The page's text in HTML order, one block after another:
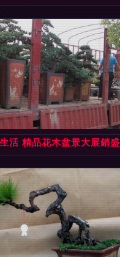
景活 精品花木盆景大展銷